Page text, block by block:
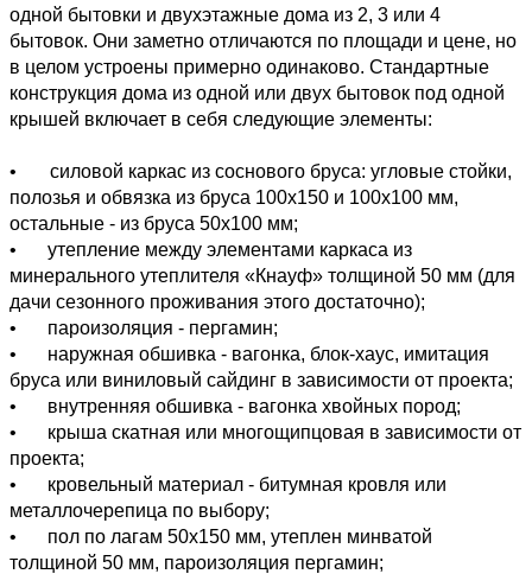
одной бытовки и двухэтажные дома из 2, 3 или 4
бытовок. Они заметно отличаются по площади и цене, но
в целом устроены примерно одинаково. Стандартные
конструкция дома из одной или двух бытовок под одной
крышей включает в себя следующие элементы:
• силовой каркас из соснового бруса: угловые стойки,
полозья и обвязка из бруса 100х150 и 100х100 мм,
остальные - из бруса 50х100 мм;
•
утепление между элементами каркаса из
минерального утеплителя «Кнауф» толщиной 50 мм (для
дачи сезонного проживания этого достаточно);
•
пароизоляция - пергамин;
•
наружная обшивка - вагонка, блок-хаус, имитация
бруса или виниловый сайдинг в зависимости от проекта;
•
внутренняя обшивка - вагонка хвойных пород;
•
крыша скатная или многощипцовая в зависимости от
проекта;
•
кровельный материал - битумная кровля или
металлочерепица по выбору;
•
пол по лагам 50х150 мм, утеплен минватой
толщиной 50 мм, пароизоляция пергамин;